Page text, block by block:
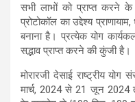
सभी लाभों को प्राप्त करने
प्रोटोकॉल का उद्देश्य
बनाना है। प्रत्येक योग
सद्भाव प्राप्त करने की कुंजी है।
मोरारजी देसाई राष्ट्रीय
मार्च, 2024 से 21 जून 2024